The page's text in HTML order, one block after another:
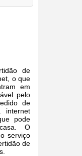
de
o que
em
pelo
de
internet
pode
O
serviço
de